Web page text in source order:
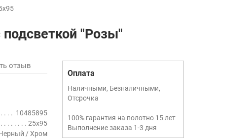
подсветкой "Розы"
отзыв
10485895
25x95
/ Хром
Оплата
Наличными, Безналичными,
Отсрочка
100% гарантия на полотно 15 лет
Выполнение заказа 1-3 дня